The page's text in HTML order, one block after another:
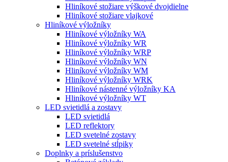
Hliníkové stožiare výškové dvojdielne
Hliníkové stožiare vlajkové
Hliníkové výložníky
Hliníkové výložníky WA
Hliníkové výložníky WR
Hliníkové výložníky WRP
Hliníkové výložníky WN
Hliníkové výložníky WM
Hliníkové výložníky WRK
Hliníkové nástenné výložníky KA
Hliníkové výložníky WT
LED svietidlá a zostavy
LED svietidlá
LED reflektory
LED svetelné zostavy
LED svetelné stĺpiky
Doplnky a príslušenstvo